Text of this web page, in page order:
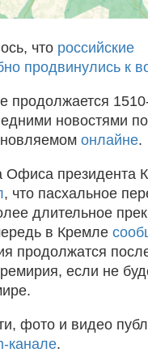
что российские
продвинулись к
продолжается
новостями
онлайне.
Офиса президента
, что пасхальное
длительное
в Кремле
продолжатся
если не
фото и видео
канале.